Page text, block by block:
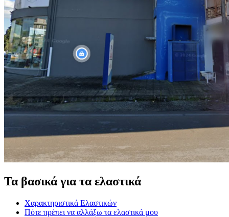
Τα βασικά για τα ελαστικά
Χαρακτηριστικά Ελαστικών
Πότε πρέπει να αλλάξω τα ελαστικά μου